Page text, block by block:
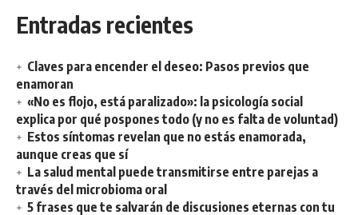
Entradas recientes
Claves para encender el deseo: Pasos previos que
enamoran
«No es flojo, está paralizado»: la psicología social
explica por qué pospones todo (y no es falta de voluntad)
Estos síntomas revelan que no estás enamorada,
aunque creas que sí
La salud mental puede transmitirse entre parejas a
través del microbioma oral
5 frases que te salvarán de discusiones eternas con tu